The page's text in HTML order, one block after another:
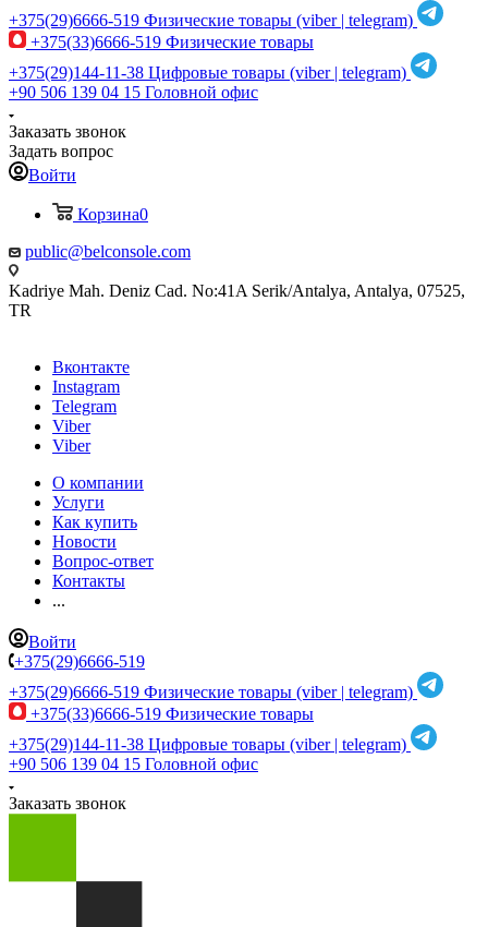
+375(29)6666-519 Физические товары (viber | telegram)
+375(33)6666-519 Физические товары
+375(29)144-11-38 Цифровые товары (viber | telegram)
+90 506 139 04 15 Головной офис
Заказать звонок
Задать вопрос
Войти
Корзина0
public@belconsole.com
Kadriye Mah. Deniz Cad. No:41A Serik/Antalya, Antalya, 07525,
TR
Вконтакте
Instagram
Telegram
Viber
Viber
О компании
Услуги
Как купить
Новости
Вопрос-ответ
Контакты
...
Войти
+375(29)6666-519
+375(29)6666-519 Физические товары (viber | telegram)
+375(33)6666-519 Физические товары
+375(29)144-11-38 Цифровые товары (viber | telegram)
+90 506 139 04 15 Головной офис
Заказать звонок